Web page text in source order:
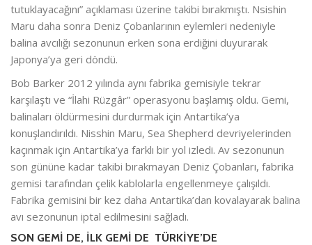
tutuklayacağını” açıklaması üzerine takibi bırakmıştı. Nsishin
Maru daha sonra Deniz Çobanlarının eylemleri nedeniyle
balina avcılığı sezonunun erken sona erdiğini duyurarak
Japonya’ya geri döndü.
Bob Barker 2012 yılında aynı fabrika gemisiyle tekrar
karşılaştı ve “İlahi Rüzgâr” operasyonu başlamış oldu. Gemi,
balinaları öldürmesini durdurmak için Antartika’ya
konuşlandırıldı. Nisshin Maru, Sea Shepherd devriyelerinden
kaçınmak için Antartika’ya farklı bir yol izledi. Av sezonunun
son gününe kadar takibi bırakmayan Deniz Çobanları, fabrika
gemisi tarafından çelik kablolarla engellenmeye çalışıldı.
Fabrika gemisini bir kez daha Antartika’dan kovalayarak balina
avı sezonunun iptal edilmesini sağladı.
SON GEMİ DE, İLK GEMİ DE TÜRKİYE’DE